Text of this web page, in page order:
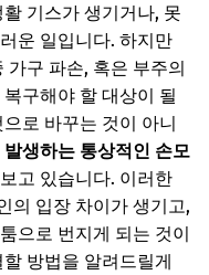
나요?
기스가 생기거나, 못
운 일입니다. 하지만
가구 파손, 혹은 부주의
구해야 할 대상이 될
로 바꾸는 것이 아니
생하는 통상적인 손모
고 있습니다. 이러한
의 입장 차이가 생기고,
으로 번지게 되는 것이
방법을 알려드릴게